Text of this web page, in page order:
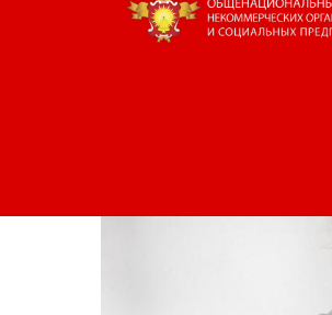
2020-08-17 12:00